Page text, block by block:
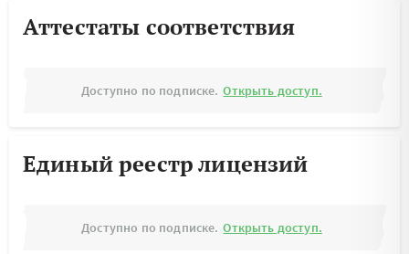
Аттестаты соответствия
Доступно по подписке. Открыть доступ.
Единый реестр лицензий
Доступно по подписке. Открыть доступ.